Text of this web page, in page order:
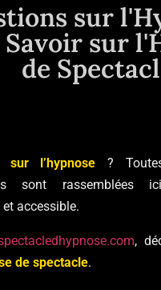
sur
sur
de
sur l’hypnose ?
sont rassemblées
accessible.
,
de spectacle.